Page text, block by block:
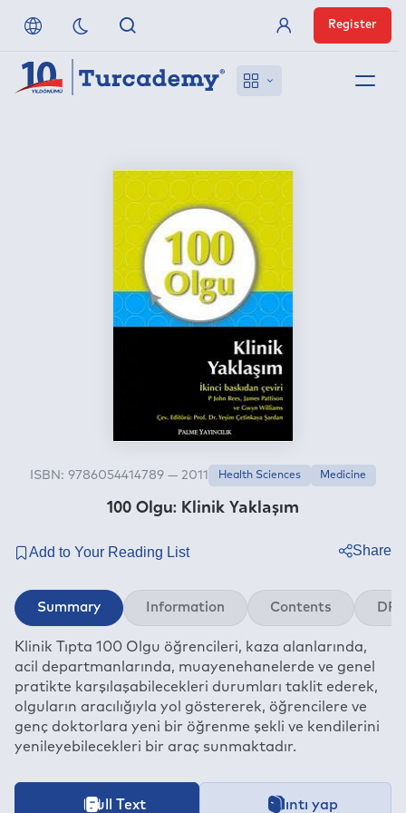
Off-Campus Access
Member Login
Register
100 Olgu: Klinik Yaklaşım
ISBN: 9786054414789 — 2011 Health Sciences Medicine
Share
Twitter
Facebook
Linkedin
Whatsapp
E-mail
Summary Information Contents
Klinik Tıpta 100 Olgu öğrencileri, kaza alanlarında,
acil departmanlarında, muayenehanelerde ve genel
pratikte karşılaşabilecekleri durumları taklit ederek,
olguların aracılığıyla yol göstererek, öğrencilere ve
genç doktorlara yeni bir öğrenme şekli ve kendilerini
yenileyebilecekleri bir araç sunmaktadır.
İçeriğe ait içindekiler bölümünün aktarımı devam
This book is available for the period specified under the
Full Text Alıntı yap